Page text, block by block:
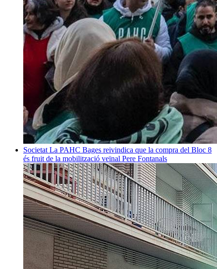
Societat La PAHC Bages reivindica que la compra del Bloc 8
és fruit de la mobilització veïnal Pere Fontanals